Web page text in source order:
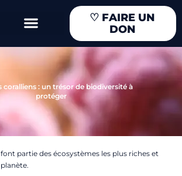
♡ FAIRE UN
DON
coralliens : un trésor de biodiversité à
protéger
partie des écosystèmes les plus riches et